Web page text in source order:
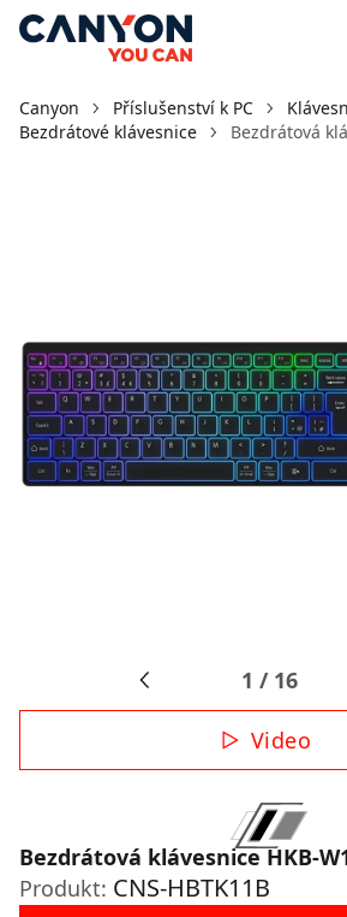
Canyon Příslušenství k PC
Bezdrátové klávesnice
Bezdrátová
1 / 16
Video
Bezdrátová klávesnice HKB-
Produkt: CNS-HBTK11B